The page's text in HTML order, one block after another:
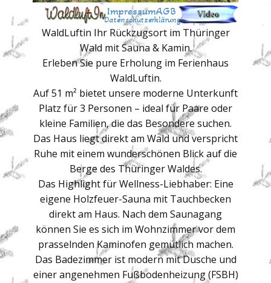
ImpressumAGB
Datenschutzerklärung
WaldLuftin Ihr Rückzugsort im Thüringer
Wald mit Sauna & Kamin.
Erleben Sie pure Erholung im Ferienhaus
WaldLuftin.
Auf 51 m² bietet unsere moderne Unterkunft
Platz für 3 Personen – ideal für Paare oder
kleine Familien, die das Besondere suchen.
Das Haus liegt direkt am Wald und verspricht
Ruhe mit einem wunderschönen Blick auf die
Berge des Thüringer Waldes.
Das Highlight für Wellness-Liebhaber: Eine
eigene Holzfeuer-Sauna mit Tauchbecken
direkt am Haus. Nach dem Saunagang
können Sie es sich im Wohnzimmer vor dem
prasselnden Kaminofen gemütlich machen.
Das Badezimmer ist modern mit Dusche und
einer angenehmen Fußbodenheizung (FSBH)